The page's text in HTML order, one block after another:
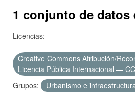
Acerca de
1 conjunto de datos
Licencias:
Creative Commons Atribución/
Licencia Pública Internacional —
Grupos:
Urbanismo e